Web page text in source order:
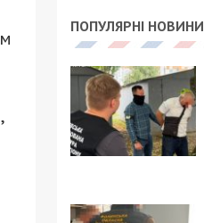
ПОПУЛЯРНІ НОВИНИ